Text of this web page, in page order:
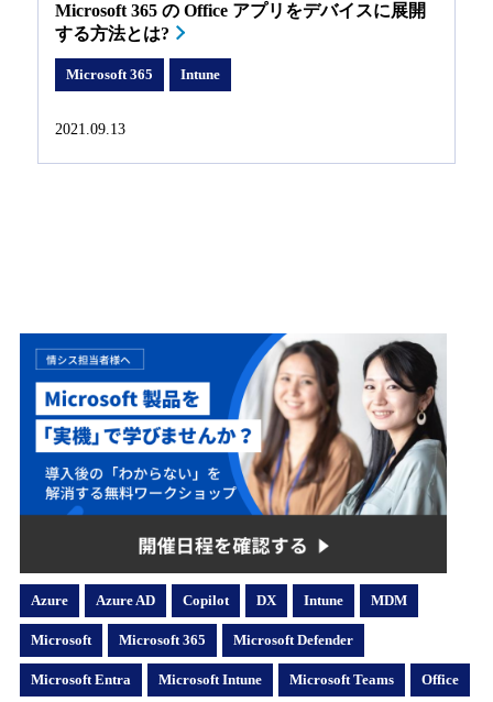
Microsoft 365 の Office アプリをデバイスに展開
する方法とは?
Microsoft 365 Intune
2021.09.13
Azure Azure AD Copilot DX Intune MDM
Microsoft Microsoft 365 Microsoft Defender
Microsoft Entra Microsoft Intune Microsoft Teams Office